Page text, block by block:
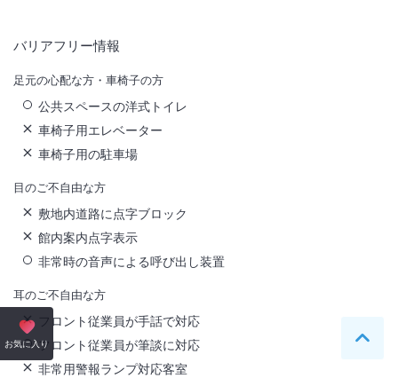
バリアフリー情報
足元の心配な方・車椅子の方
公共スペースの洋式トイレ
車椅子用エレベーター
車椅子用の駐車場
目のご不自由な方
敷地内道路に点字ブロック
館内案内点字表示
非常時の音声による呼び出し装置
耳のご不自由な方
フロント従業員が手話で対応
フロント従業員が筆談に対応
非常用警報ランプ対応客室
お気に入り ペー